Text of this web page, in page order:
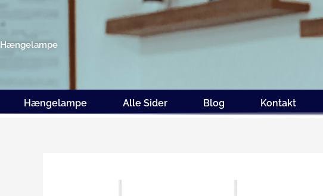
Hængelampe
Hængelampe Alle Sider Blog Kontakt